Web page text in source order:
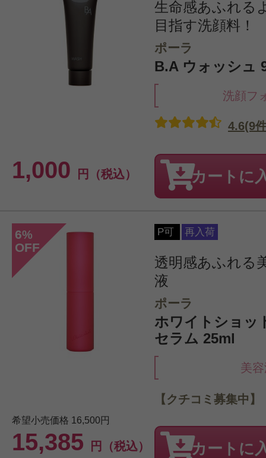
生命感あふれる
目指す洗顔料！
ポーラ
B.A ウォッシュ
洗顔フ
1,000 円（税込）
4.6(9
カートに
6%
OFF
P可 再入荷
透明感あふれる
液
ポーラ
ホワイトショッ
セラム 25ml
美
希望小売価格 16,500円
15,385 円（税込）
【クチコミ募集中】
カートに